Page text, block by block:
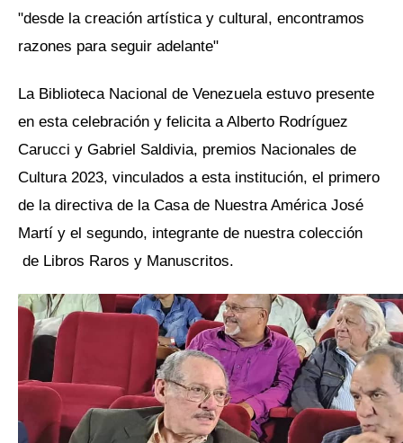
"desde la creación artística y cultural, encontramos
razones para seguir adelante"
La Biblioteca Nacional de Venezuela estuvo presente
en esta celebración y felicita a Alberto Rodríguez
Carucci y Gabriel Saldivia, premios Nacionales de
Cultura 2023, vinculados a esta institución, el primero
de la directiva de la Casa de Nuestra América José
Martí y el segundo, integrante de nuestra colección
de Libros Raros y Manuscritos.